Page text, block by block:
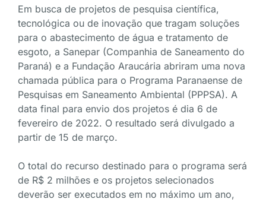
Em busca de projetos de pesquisa científica,
tecnológica ou de inovação que tragam soluções
para o abastecimento de água e tratamento de
esgoto, a Sanepar (Companhia de Saneamento do
Paraná) e a Fundação Araucária abriram uma nova
chamada pública para o Programa Paranaense de
Pesquisas em Saneamento Ambiental (PPPSA). A
data final para envio dos projetos é dia 6 de
fevereiro de 2022. O resultado será divulgado a
partir de 15 de março.
O total do recurso destinado para o programa será
de R$ 2 milhões e os projetos selecionados
deverão ser executados em no máximo um ano,